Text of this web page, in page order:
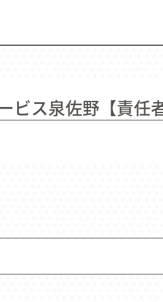
08.
お知らせ
09.
お問い合
ビス泉佐野【責任